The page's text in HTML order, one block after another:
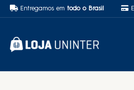
Entregamos em todo o Brasil